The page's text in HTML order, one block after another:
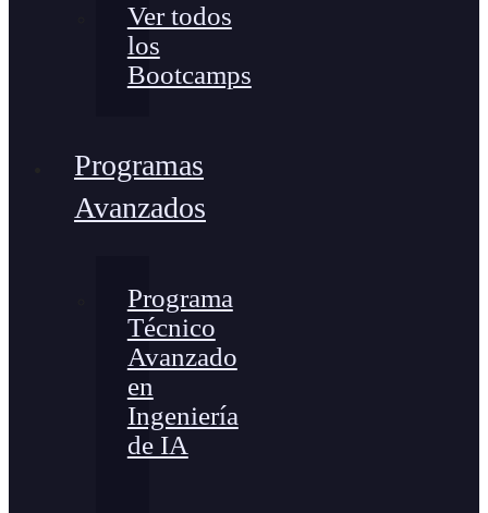
Ver todos
los
Bootcamps
Programas
Avanzados
Programa
Técnico
Avanzado
en
Ingeniería
de IA